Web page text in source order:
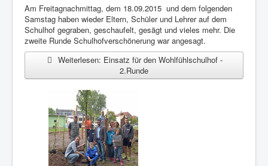
Am Freitagnachmittag, dem 18.09.2015 und dem folgenden
Samstag haben wieder Eltern, Schüler und Lehrer auf dem
Schulhof gegraben, geschaufelt, gesägt und vieles mehr. Die
zweite Runde Schulhofverschönerung war angesagt.
Weiterlesen: Einsatz für den Wohlfühlschulhof -
2.Runde